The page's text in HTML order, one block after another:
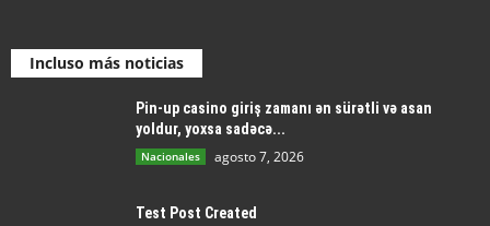
Incluso más noticias
Pin-up casino giriş zamanı ən sürətli və asan
yoldur, yoxsa sadəcə...
Nacionales agosto 7, 2026
Test Post Created